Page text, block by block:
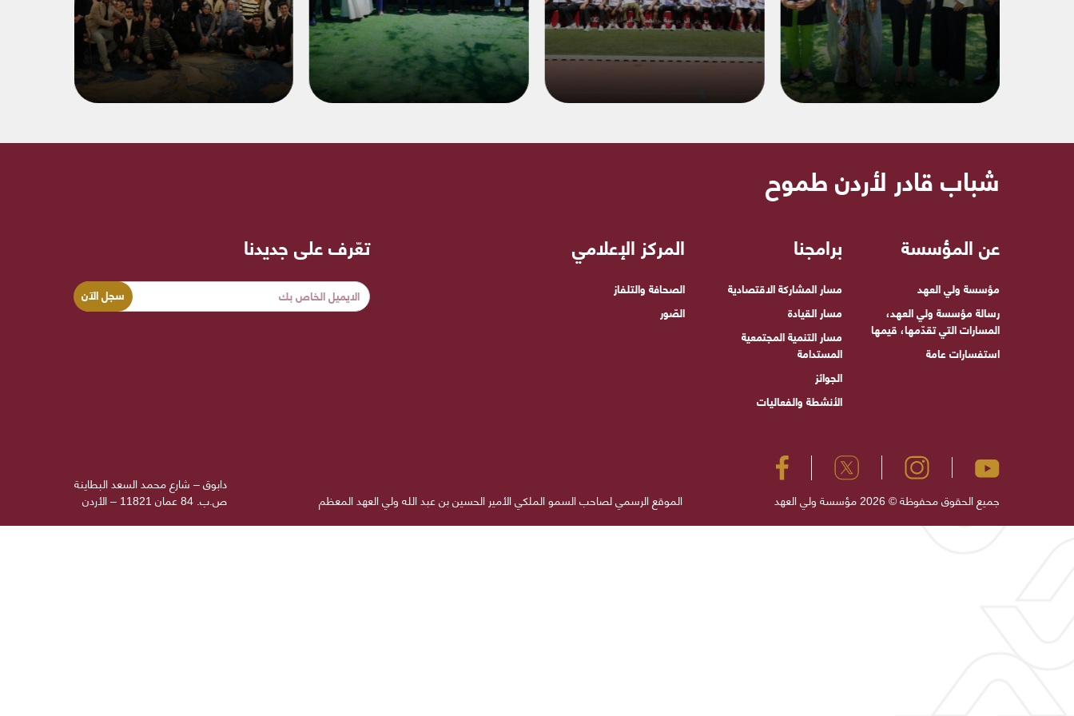
شباب قادر لأردن طموح
عن المؤسسة
مؤسسة ولي العهد
رسالة مؤسسة ولي العهد،
المسارات التي تقدّمها، قيمها
استفسارات عامة
برامجنا
مسار المشاركة الاقتصادية
مسار القيادة
مسار التنمية المجتمعية
المستدامة
الجوائز
الأنشطة والفعاليات
المركز الإعلامي
الصحافة والتلفاز
الصّور
تعّرف على جديدنا
جميع الحقوق محفوظة © 2026 مؤسسة ولي العهد الموقع الرسمي لصاحب السمو الملكي الأمير الحسين بن عبد الله ولي العهد المعظم
دابوق – شارع محمد السعد البطاينة
ص.ب. 84 عمان 11821 – الأردن